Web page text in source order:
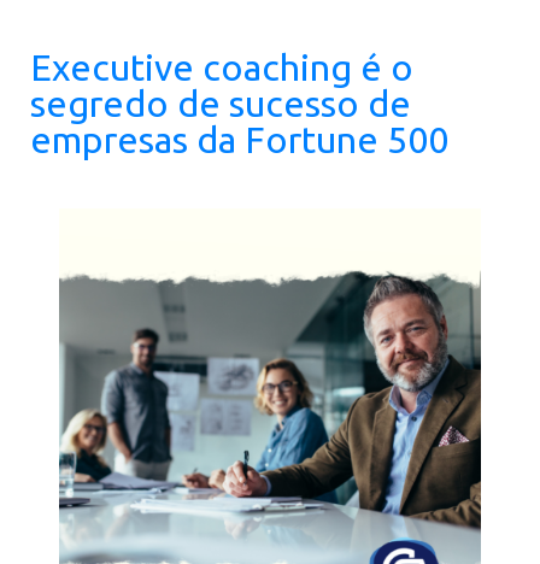
Executive coaching é o
segredo de sucesso de
empresas da Fortune 500